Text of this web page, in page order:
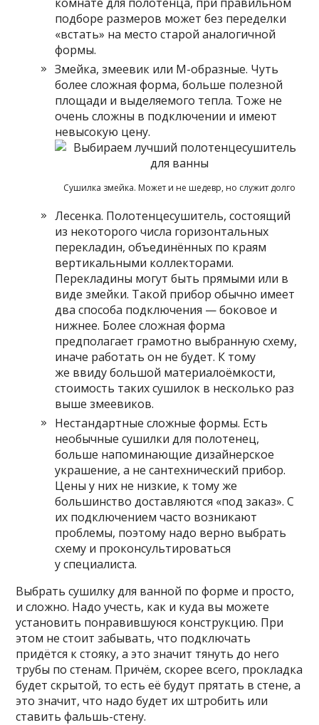
подборе размеров может без переделки
«встать» на место старой аналогичной
формы.
Змейка, змеевик или М-образные. Чуть
более сложная форма, больше полезной
площади и выделяемого тепла. Тоже не
очень сложны в подключении и имеют
невысокую цену.
Сушилка змейка. Может и не шедевр, но служит долго
Лесенка. Полотенцесушитель, состоящий
из некоторого числа горизонтальных
перекладин, объединённых по краям
вертикальными коллекторами.
Перекладины могут быть прямыми или в
виде змейки. Такой прибор обычно имеет
два способа подключения — боковое и
нижнее. Более сложная форма
предполагает грамотно выбранную схему,
иначе работать он не будет. К тому
же ввиду большой материалоёмкости,
стоимость таких сушилок в несколько раз
выше змеевиков.
Нестандартные сложные формы. Есть
необычные сушилки для полотенец,
больше напоминающие дизайнерское
украшение, а не сантехнический прибор.
Цены у них не низкие, к тому же
большинство доставляются «под заказ». С
их подключением часто возникают
проблемы, поэтому надо верно выбрать
схему и проконсультироваться
у специалиста.
Выбрать сушилку для ванной по форме и просто,
и сложно. Надо учесть, как и куда вы можете
установить понравившуюся конструкцию. При
этом не стоит забывать, что подключать
придётся к стояку, а это значит тянуть до него
трубы по стенам. Причём, скорее всего, прокладка
будет скрытой, то есть её будут прятать в стене, а
это значит, что надо будет их штробить или
ставить фальшь-стену.